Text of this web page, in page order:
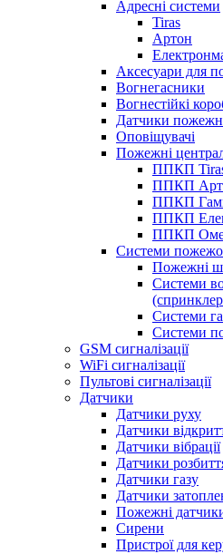
Адресні системи
Tiras
Артон
Аксесуари для
Вогнегасники
Вогнестійкі
Датчики
Оповіщувачі
Пожежні
ППКП
ППКП
ППКП
ППКП
ППКП
Системи
Пожежні
Системи
Системи
Системи
GSM сигналізації
WiFi сигналізації
Пультові сигналізації
Датчики
Датчики руху
Датчики
Датчики вібрації
Датчики
Датчики газу
Датчики
Пожежні
Сирени
Пристрої для